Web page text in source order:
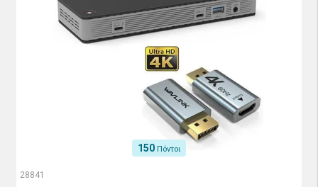
150 Πόντοι
28841